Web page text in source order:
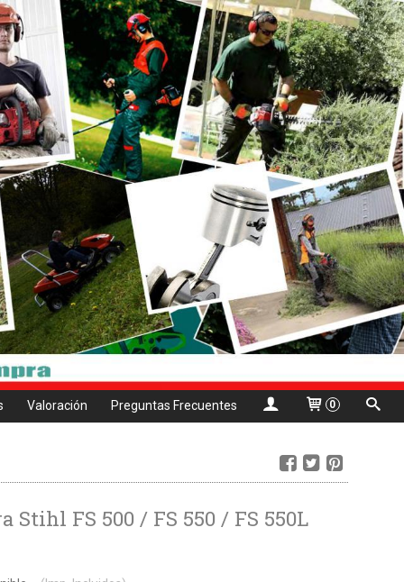
Valoración Preguntas Frecuentes 0
Stihl FS 500 / FS 550 / FS 550L